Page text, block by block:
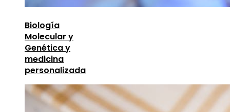
Biología
Molecular y
Genética y
medicina
personalizada